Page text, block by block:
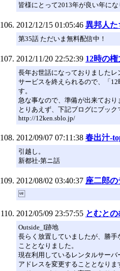
皆様にとって2013年が良い年に
2012/12/15 01:05:46 異邦人た
第35話 ただいま無料配信中！
2012/11/20 22:52:39 12時の
長年お世話になっておりました
サービスを終えられるので、「
す。
急な事なので、準備が出来ており
とりあえず、下記ブログにブック
http://12ken.sblo.jp/
2012/09/07 07:11:38 春出汁-
引越し。
新都社-第ニ話
2012/08/02 03:40:37 座二郎の
2012/05/09 23:57:55 とむとの
Outside_I跡地
長らく放置していましたが、勝
こととなりました。
現在利用しているレンタルサーバ
アドレスを変更することとなりま